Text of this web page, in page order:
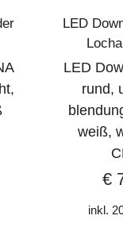
LED
LED
rund,
weiß,
€
inkl.